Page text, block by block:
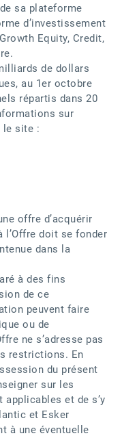
sa plateforme
d’investissement
Equity, Credit,
de dollars
au 1er octobre
répartis dans 20
sur
le site :
offre d’acquérir
doit se fonder
dans la
à des fins
de ce
peuvent faire
ou de
ne s’adresse pas
restrictions. En
du présent
sur les
et de s’y
et Esker
à une éventuelle